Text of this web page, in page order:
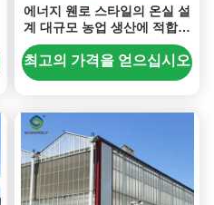
에너지 웬로 스타일의 온실 설
계 대규모 농업 생산에 적합한
식물 성장 조건을 향상시키는
최고의 가격을 얻으십시오